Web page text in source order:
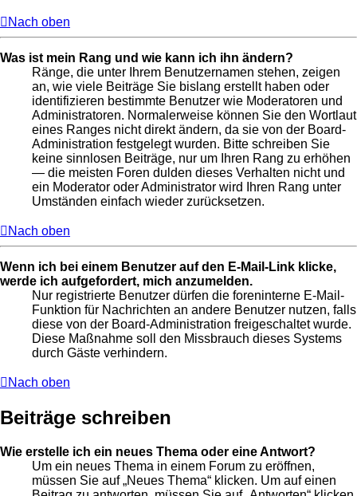
Nach oben
Was ist mein Rang und wie kann ich ihn ändern?
Ränge, die unter Ihrem Benutzernamen stehen, zeigen
an, wie viele Beiträge Sie bislang erstellt haben oder
identifizieren bestimmte Benutzer wie Moderatoren und
Administratoren. Normalerweise können Sie den Wortlaut
eines Ranges nicht direkt ändern, da sie von der Board-
Administration festgelegt wurden. Bitte schreiben Sie
keine sinnlosen Beiträge, nur um Ihren Rang zu erhöhen
— die meisten Foren dulden dieses Verhalten nicht und
ein Moderator oder Administrator wird Ihren Rang unter
Umständen einfach wieder zurücksetzen.
Nach oben
Wenn ich bei einem Benutzer auf den E-Mail-Link klicke,
werde ich aufgefordert, mich anzumelden.
Nur registrierte Benutzer dürfen die foreninterne E-Mail-
Funktion für Nachrichten an andere Benutzer nutzen, falls
diese von der Board-Administration freigeschaltet wurde.
Diese Maßnahme soll den Missbrauch dieses Systems
durch Gäste verhindern.
Nach oben
Beiträge schreiben
Wie erstelle ich ein neues Thema oder eine Antwort?
Um ein neues Thema in einem Forum zu eröffnen,
müssen Sie auf „Neues Thema“ klicken. Um auf einen